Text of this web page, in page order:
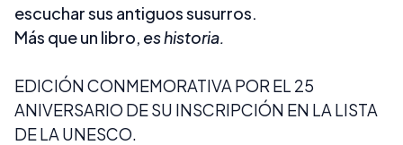
escuchar sus antiguos susurros.
Más que un libro, es historia.
EDICIÓN CONMEMORATIVA POR EL 25
ANIVERSARIO DE SU INSCRIPCIÓN EN LA LISTA
DE LA UNESCO.